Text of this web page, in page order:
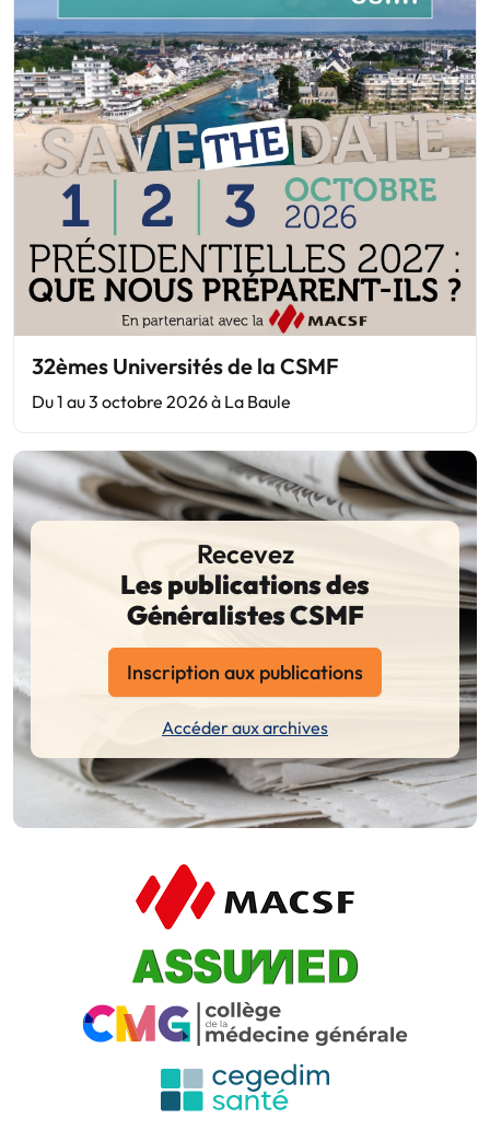
32èmes Universités de la CSMF
Du 1 au 3 octobre 2026 à La Baule
Recevez
Les publications des
Généralistes CSMF
Inscription aux publications
Accéder aux archives